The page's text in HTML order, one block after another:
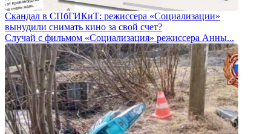
Скандал в СПбГИКиТ: режиссера «Социализации»
вынудили снимать кино за свой счет?
Случай с фильмом «Социализация» режиссера Анны...